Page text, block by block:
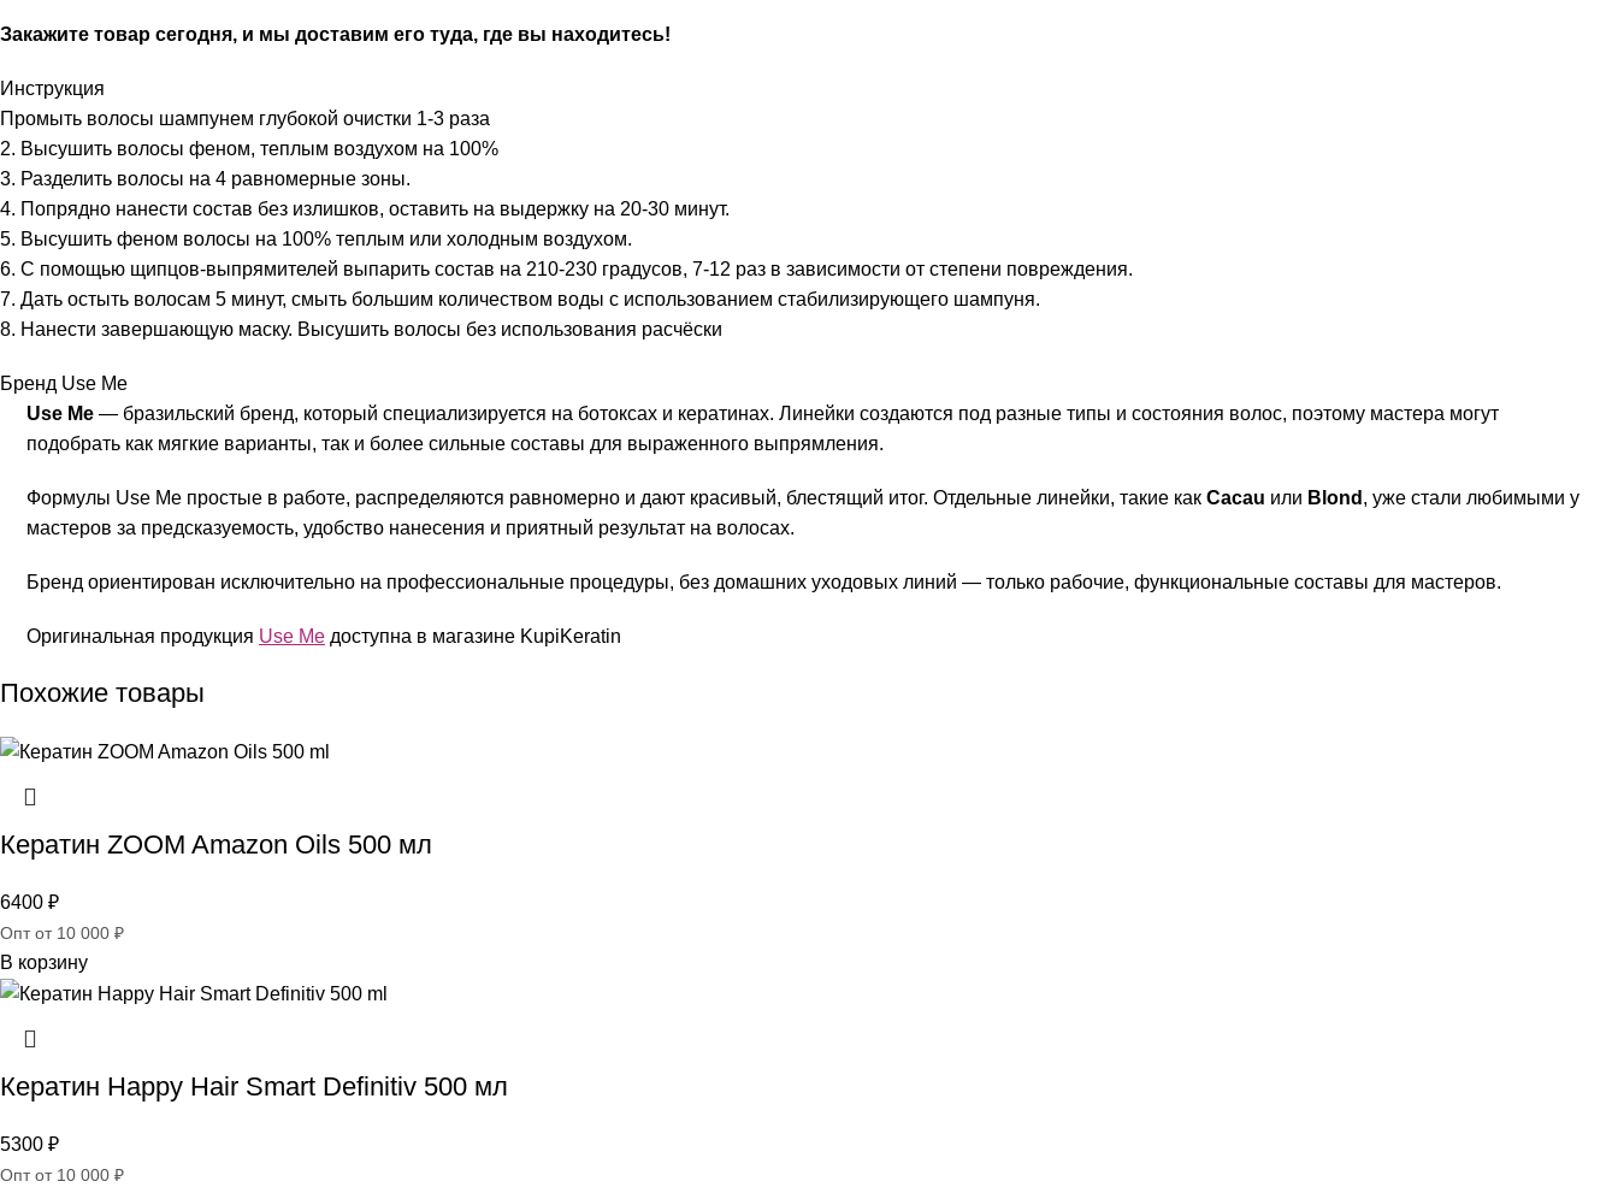
Закажите товар сегодня, и мы доставим его туда, где вы находитесь!
Инструкция
Промыть волосы шампунем глубокой очистки 1-3 раза
2. Высушить волосы феном, теплым воздухом на 100%
3. Разделить волосы на 4 равномерные зоны.
4. Попрядно нанести состав без излишков, оставить на выдержку на 20-30 минут.
5. Высушить феном волосы на 100% теплым или холодным воздухом.
6. С помощью щипцов-выпрямителей выпарить состав на 210-230 градусов, 7-12 раз в зависимости от степени повреждения.
7. Дать остыть волосам 5 минут, смыть большим количеством воды с использованием стабилизирующего шампуня.
8. Нанести завершающую маску. Высушить волосы без использования расчёски
Бренд Use Me
Use Me — бразильский бренд, который специализируется на ботоксах и кератинах. Линейки создаются под разные типы и состояния волос, поэтому мастера могут
подобрать как мягкие варианты, так и более сильные составы для выраженного выпрямления.
Формулы Use Me простые в работе, распределяются равномерно и дают красивый, блестящий итог. Отдельные линейки, такие как Cacau или Blond , уже стали любимыми у
мастеров за предсказуемость, удобство нанесения и приятный результат на волосах.
Бренд ориентирован исключительно на профессиональные процедуры, без домашних уходовых линий — только рабочие, функциональные составы для мастеров.
Оригинальная продукция Use Me доступна в магазине KupiKeratin
Похожие товары
Кератин ZOOM Amazon Oils 500 мл
6400 ₽
Опт от 10 000 ₽
В корзину
Кератин Happy Hair Smart Definitiv 500 мл
5300 ₽
Опт от 10 000 ₽